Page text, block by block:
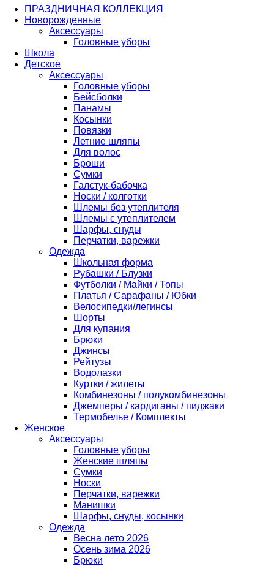
ПРАЗДНИЧНАЯ КОЛЛЕКЦИЯ
Новорожденные
Аксессуары
Головные уборы
Школа
Детское
Аксессуары
Головные уборы
Бейсболки
Панамы
Косынки
Повязки
Летние шляпы
Для волос
Броши
Сумки
Галстук-бабочка
Носки / колготки
Шлемы без утеплителя
Шлемы с утеплителем
Шарфы, снуды
Перчатки, варежки
Одежда
Школьная форма
Рубашки / Блузки
Футболки / Майки / Топы
Платья / Сарафаны / Юбки
Велосипедки/легинсы
Шорты
Для купания
Брюки
Джинсы
Рейтузы
Водолазки
Куртки / жилеты
Комбинезоны / полукомбинезоны
Джемперы / кардиганы / пиджаки
Термобелье / Комплекты
Женское
Аксессуары
Головные уборы
Женские шляпы
Сумки
Носки
Перчатки, варежки
Манишки
Шарфы, снуды, косынки
Одежда
Весна лето 2026
Осень зима 2026
Брюки